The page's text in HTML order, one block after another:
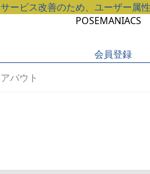
サービス改善のため、ユーザー属
POSEMANIACS
会員登録
アバウト